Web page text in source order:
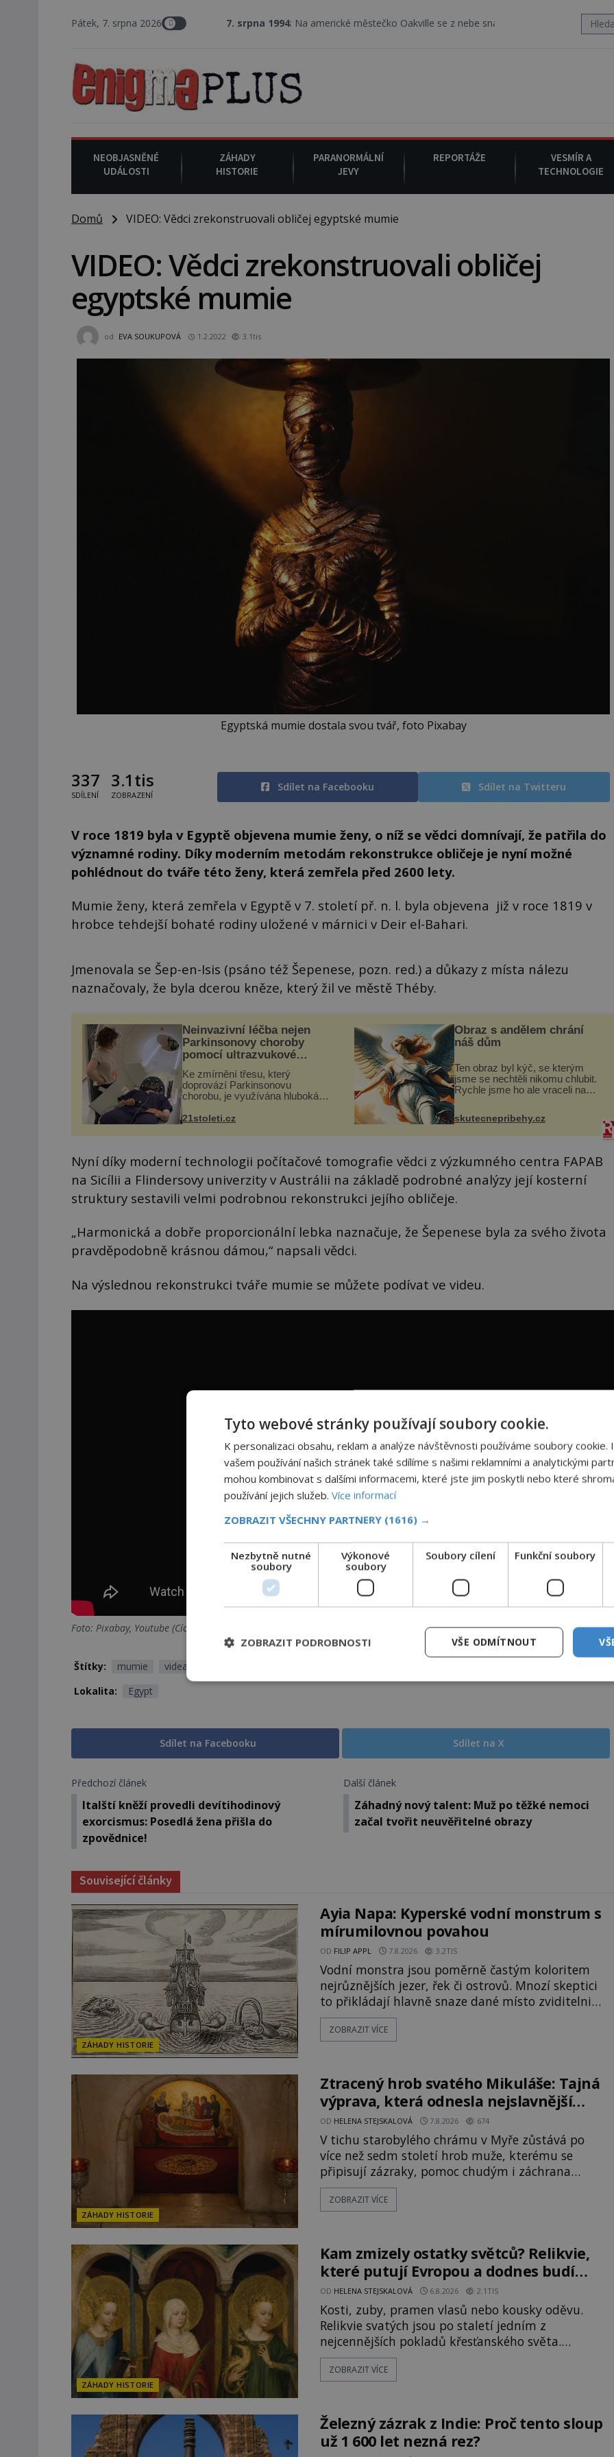
Pátek, 7. srpna 2026 7. srpna 1994: Na americké městečko Oakville se z nebe snáší podivná rosolovitá látka
NEOBJASNĚNÉ
UDÁLOSTI
ZÁHADY
HISTORIE
PARANORMÁLNÍ
JEVY
REPORTÁŽE
VESMÍR A
TECHNOLOGIE
Domů VIDEO: Vědci zrekonstruovali obličej egyptské mumie
VIDEO: Vědci zrekonstruovali obličej
egyptské mumie
od EVA SOUKUPOVÁ 1.2.2022 3.1tis
Egyptská mumie dostala svou tvář, foto Pixabay
337
SDÍLENÍ
3.1tis
ZOBRAZENÍ
Sdílet na Facebooku Sdílet na Twitteru
V roce 1819 byla v Egyptě objevena mumie ženy, o níž se vědci domnívají, že patřila do
významné rodiny. Díky moderním metodám rekonstrukce obličeje je nyní možné
pohlédnout do tváře této ženy, která zemřela před 2600 lety.
Mumie ženy, která zemřela v Egyptě v 7. století př. n. l. byla objevena již v roce 1819 v
hrobce tehdejší bohaté rodiny uložené v márnici v Deir el-Bahari.
Jmenovala se Šep-en-Isis (psáno též Šepenese, pozn. red.) a důkazy z místa nálezu
naznačovaly, že byla dcerou kněze, který žil ve městě Théby.
Neinvazivní léčba nejen
Parkinsonovy choroby
pomocí ultrazvukové
„helmy“
Ke zmírnění třesu, který
doprovází Parkinsonovu
chorobu, je využívána hluboká
vyžaduje vysoce invazivní
vhodný k dostatečně přesnému
21stoleti.cz
Obraz s andělem chrání
náš dům
Ten obraz byl kýč, se kterým
jsme se nechtěli nikomu chlubit.
Rychle jsme ho ale vraceli na
domek na severu Čech, kde
jsme si naplánova...
skutecnepribehy.cz
Nyní díky moderní technologii počítačové tomografie vědci z výzkumného centra FAPAB
na Sicílii a Flindersovy univerzity v Austrálii na základě podrobné analýzy její kosterní
struktury sestavili velmi podrobnou rekonstrukci jejího obličeje.
„Harmonická a dobře proporcionální lebka naznačuje, že Šepenese byla za svého života
pravděpodobně krásnou dámou,“ napsali vědci.
Na výslednou rekonstrukci tváře mumie se můžete podívat ve videu.
Foto: Pixabay, Youtube (Cícero Moraes)
Štítky: mumie
videa
Lokalita:
Egypt
Sdílet na Facebooku Sdílet na X
Předchozí článek
Italští kněží provedli devítihodinový
exorcismus: Posedlá žena přišla do
zpovědnice!
Další článek
Záhadný nový talent: Muž po těžké nemoci
začal tvořit neuvěřitelné obrazy
Související články
ZÁHADY HISTORIE
Ayia Napa: Kyperské vodní monstrum s
mírumilovnou povahou
OD FILIP APPL 7.8.2026 3.2TIS
Vodní monstra jsou poměrně častým koloritem
nejrůznějších jezer, řek či ostrovů. Mnozí skeptici
to přikládají hlavně snaze dané místo zviditelnit
a přitáhnout k němu pozornost záhadám
nakloněných turistů. Je to také případ
pravdivý základ? V blízkosti Mysu Greco, jak se
přez
ZOBRAZIT VÍCE
ZÁHADY HISTORIE
Ztracený hrob svatého Mikuláše: Tajná
výprava, která odnesla nejslavnější
relikvii do Itálie
OD HELENA STEJSKALOVÁ 7.8.2026 674
V tichu starobylého chrámu v Myře zůstává po
více než sedm století hrob muže, kterému se
připisují zázraky, pomoc chudým i záchrana
námořníků v bouřích. Pak ale přichází rok 1087 a
klidné místo se mění v dějiště podivné noční
moře do Bari. Je to zbožná záchrana před
nebezpečím, nebo promyšlená krádež,
ZOBRAZIT VÍCE
ZÁHADY HISTORIE
Kam zmizely ostatky světců? Relikvie,
které putují Evropou a dodnes budí
úžas
OD HELENA STEJSKALOVÁ 6.8.2026 2.1TIS
Kosti, zuby, pramen vlasů nebo kousky oděvu.
Relikvie svatých jsou po staletí jedním z
nejcennějších pokladů křesťanského světa.
Některé mají pečlivě doloženou historii, jiné
provází záhady, krádeže i nečekané objevy. Jejich
středověké Evropě mají relikvie mimořádnou
hodnotu. Nejsou jen předmětem úcty
ZOBRAZIT VÍCE
Železný zázrak z Indie: Proč tento sloup
už 1 600 let nezná rez?
Tyto webové stránky používají soubory cookie.
K personalizaci obsahu, reklam a analýze návštěvnosti používáme soubory cookie.
vašem používání našich stránek také sdílíme s našimi reklamními a analytickými
mohou kombinovat s dalšími informacemi, které jste jim poskytli nebo které
používání jejich služeb. Více informací
ZOBRAZIT VŠECHNY PARTNERY (1616) →
Nezbytně nutné
soubory
Výkonové
soubory
Soubory cílení Funkční soubory
VŠE ODMÍTNOUT
ZOBRAZIT PODROBNOSTI